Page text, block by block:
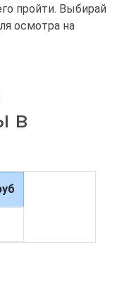
пройти. Выбирай
осмотра на
в